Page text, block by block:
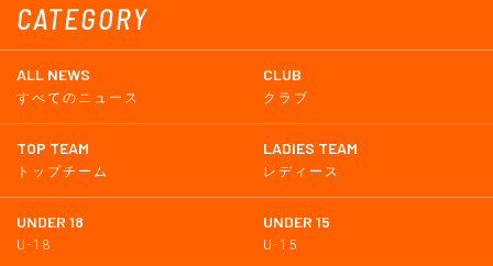
CATEGORY
ALL NEWS
すべてのニュース
CLUB
クラブ
TOP TEAM
トップチーム
LADIES TEAM
レディース
UNDER 18
U-18
UNDER 15
U-15